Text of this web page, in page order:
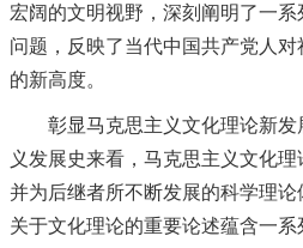
宏阔的文明视野，深刻阐明了一
问题，反映了当代中国共产党人
的新高度。
彰显马克思主义文化理论新发
义发展史来看，马克思主义文化
并为后继者所不断发展的科学理
关于文化理论的重要论述蕴含一